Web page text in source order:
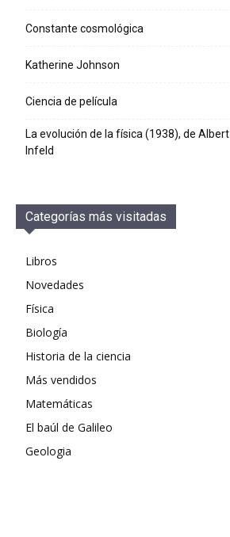
Constante cosmológica
Katherine Johnson
Ciencia de película
La evolución de la física (1938), de
Infeld
Categorías más visitadas
Libros
Novedades
Física
Biología
Historia de la ciencia
Más vendidos
Matemáticas
El baúl de Galileo
Geologia